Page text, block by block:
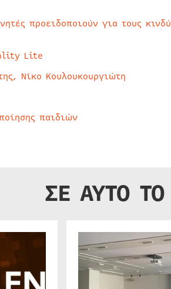
προειδοποιούν για τους
Lite
Νίκο Κουλουκουργιώτη
παιδιών
ΣΕ ΑΥΤΟ